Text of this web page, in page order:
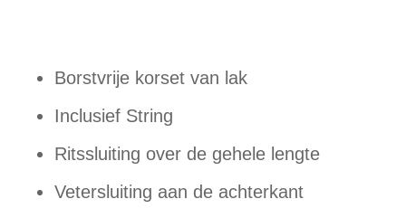
Borstvrije korset van lak
Inclusief String
Ritssluiting over de gehele lengte
Vetersluiting aan de achterkant